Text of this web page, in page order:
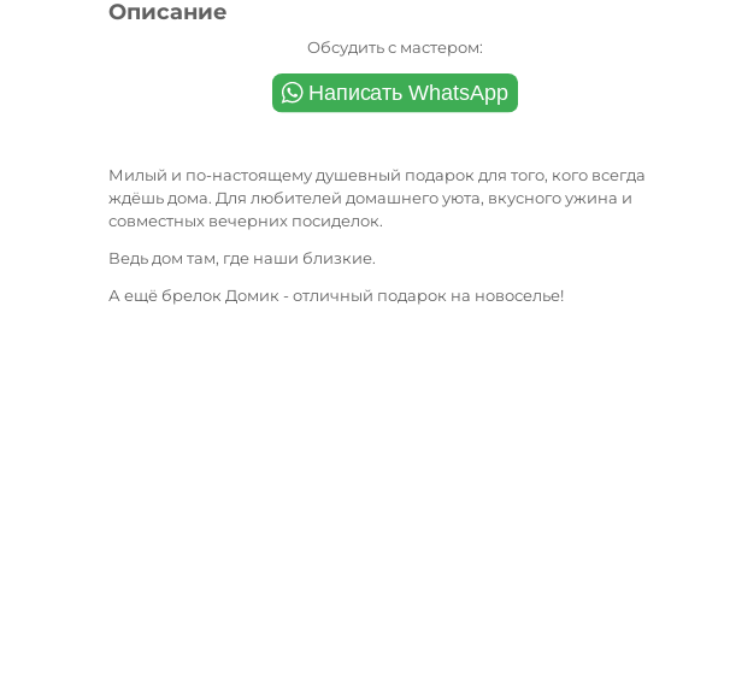
Описание
Обсудить с мастером:
Милый и по-настоящему душевный подарок для того, кого всегда
ждёшь дома. Для любителей домашнего уюта, вкусного ужина и
совместных вечерних посиделок.
Ведь дом там, где наши близкие.
А ещё брелок Домик - отличный подарок на новоселье!